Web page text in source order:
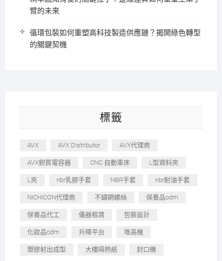
臂的未來
循環包裝如何重塑高科技製造供應鏈？揭開綠色轉型
的關鍵契機
標籤
AVX AVX Distributor AVX代理商
AVX鉭質電容器 CNC 自動車床 L型資料夾
L夾 nbr乳膠手套 NBR手套 nbr耐油手套
NICHICON代理商 不鏽鋼螺絲 保養品odm
保養品代工 儀器租賃 包裝設計
化妝品odm 升降平台 堆高機
塑膠射出成型 大樓隔熱紙 封口機